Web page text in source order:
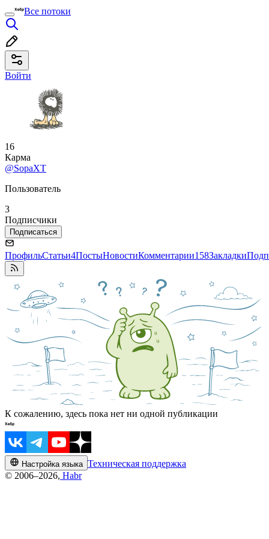
Все потоки
Войти
16
Карма
@SopaXT
Пользователь
3
Подписчики
Подписаться
ПрофильСтатьи4ПостыНовостиКомментарии158Закладки
К сожалению, здесь пока нет ни одной публикации
Настройка языка Техническая поддержка
© 2006–2026, Habr